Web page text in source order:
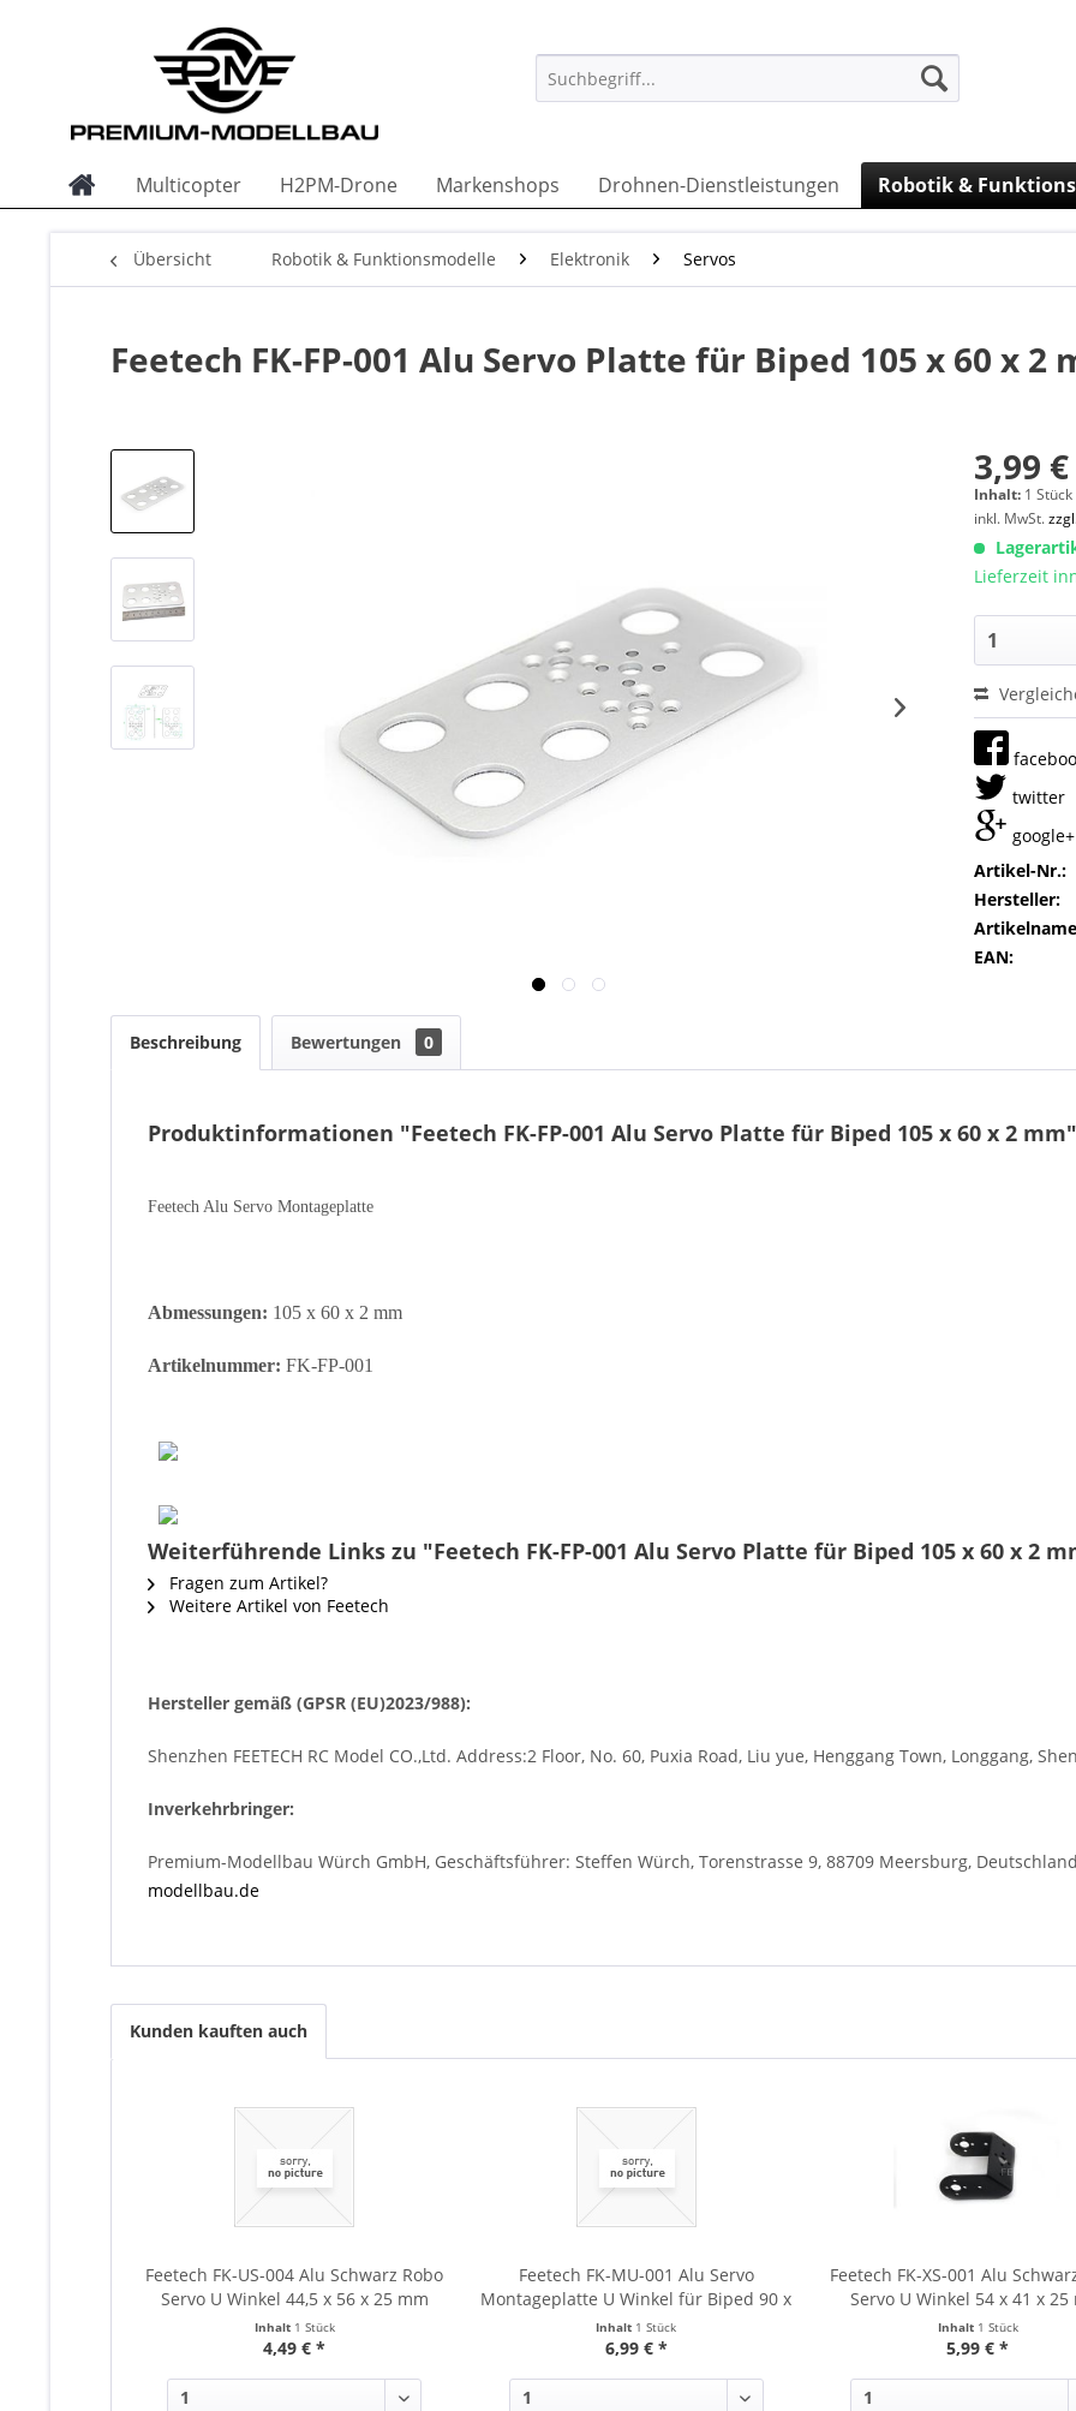
Multicopter H2PM-Drone Markenshops Drohnen-Dienstleistungen Robotik &
Übersicht Robotik & Funktionsmodelle Elektronik Servos
Feetech FK-FP-001 Alu Servo Platte für Biped 105 x 60 x 2
3,99
Inhalt: 1 Stück
inkl. MwSt.
Lieferzeit
twitter
google+
Artikel-Nr.:
Hersteller:
EAN:
Beschreibung Bewertungen 0
Produktinformationen "Feetech FK-FP-001 Alu Servo Platte für Biped 105 x 60 x 2 mm"
Feetech Alu Servo Montageplatte
Abmessungen: 105 x 60 x 2 mm
Artikelnummer: FK-FP-001
Weiterführende Links zu "Feetech FK-FP-001 Alu Servo Platte für Biped 105 x 60 x 2
Fragen zum Artikel?
Weitere Artikel von Feetech
Hersteller gemäß (GPSR (EU)2023/988):
Shenzhen FEETECH RC Model CO.,Ltd. Address:2 Floor, No. 60, Puxia Road, Liu yue, Henggang Town, Longgang,
Inverkehrbringer:
Premium-Modellbau Würch GmbH, Geschäftsführer: Steffen Würch, Torenstrasse 9, 88709 Meersburg,
modellbau.de
Kunden kauften auch
Feetech FK-US-004 Alu Schwarz Robo
Servo U Winkel 44,5 x 56 x 25 mm
Inhalt 1 Stück
4,49 € *
Feetech FK-MU-001 Alu Servo
Montageplatte U Winkel für Biped 90 x
45 x 29 mm
Inhalt 1 Stück
6,99 € *
Feetech FK-XS-001 Alu
Servo U Winkel 54 x 41 x 25
Inhalt 1 Stück
5,99 € *